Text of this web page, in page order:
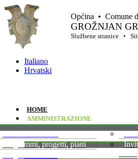
Općina • Comune
GROŽNJAN
Službene stranice •
Italiano
Hrvatski
HOME
AMMINISTRAZIONE
Gazzetta ufficiale
Programmi, progetti, piani